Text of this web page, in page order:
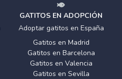
GATITOS EN ADOPCIÓN
Adoptar gatitos en España
Gatitos en Madrid
Gatitos en Barcelona
Gatitos en Valencia
Gatitos en Sevilla